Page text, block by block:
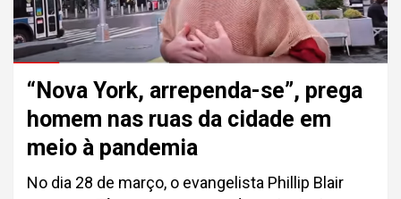
“Nova York, arrependa-se”, prega
homem nas ruas da cidade em
meio à pandemia
No dia 28 de março, o evangelista Phillip Blair